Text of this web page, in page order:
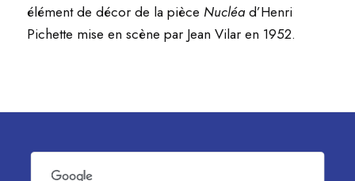
élément de décor de la pièce Nucléad’Henri
Pichette mise en scène par Jean Vilar en 1952.